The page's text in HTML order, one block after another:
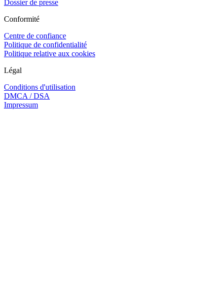
Dossier de presse
Conformité
Centre de confiance
Politique de confidentialité
Politique relative aux cookies
Légal
Conditions d'utilisation
DMCA / DSA
Impressum